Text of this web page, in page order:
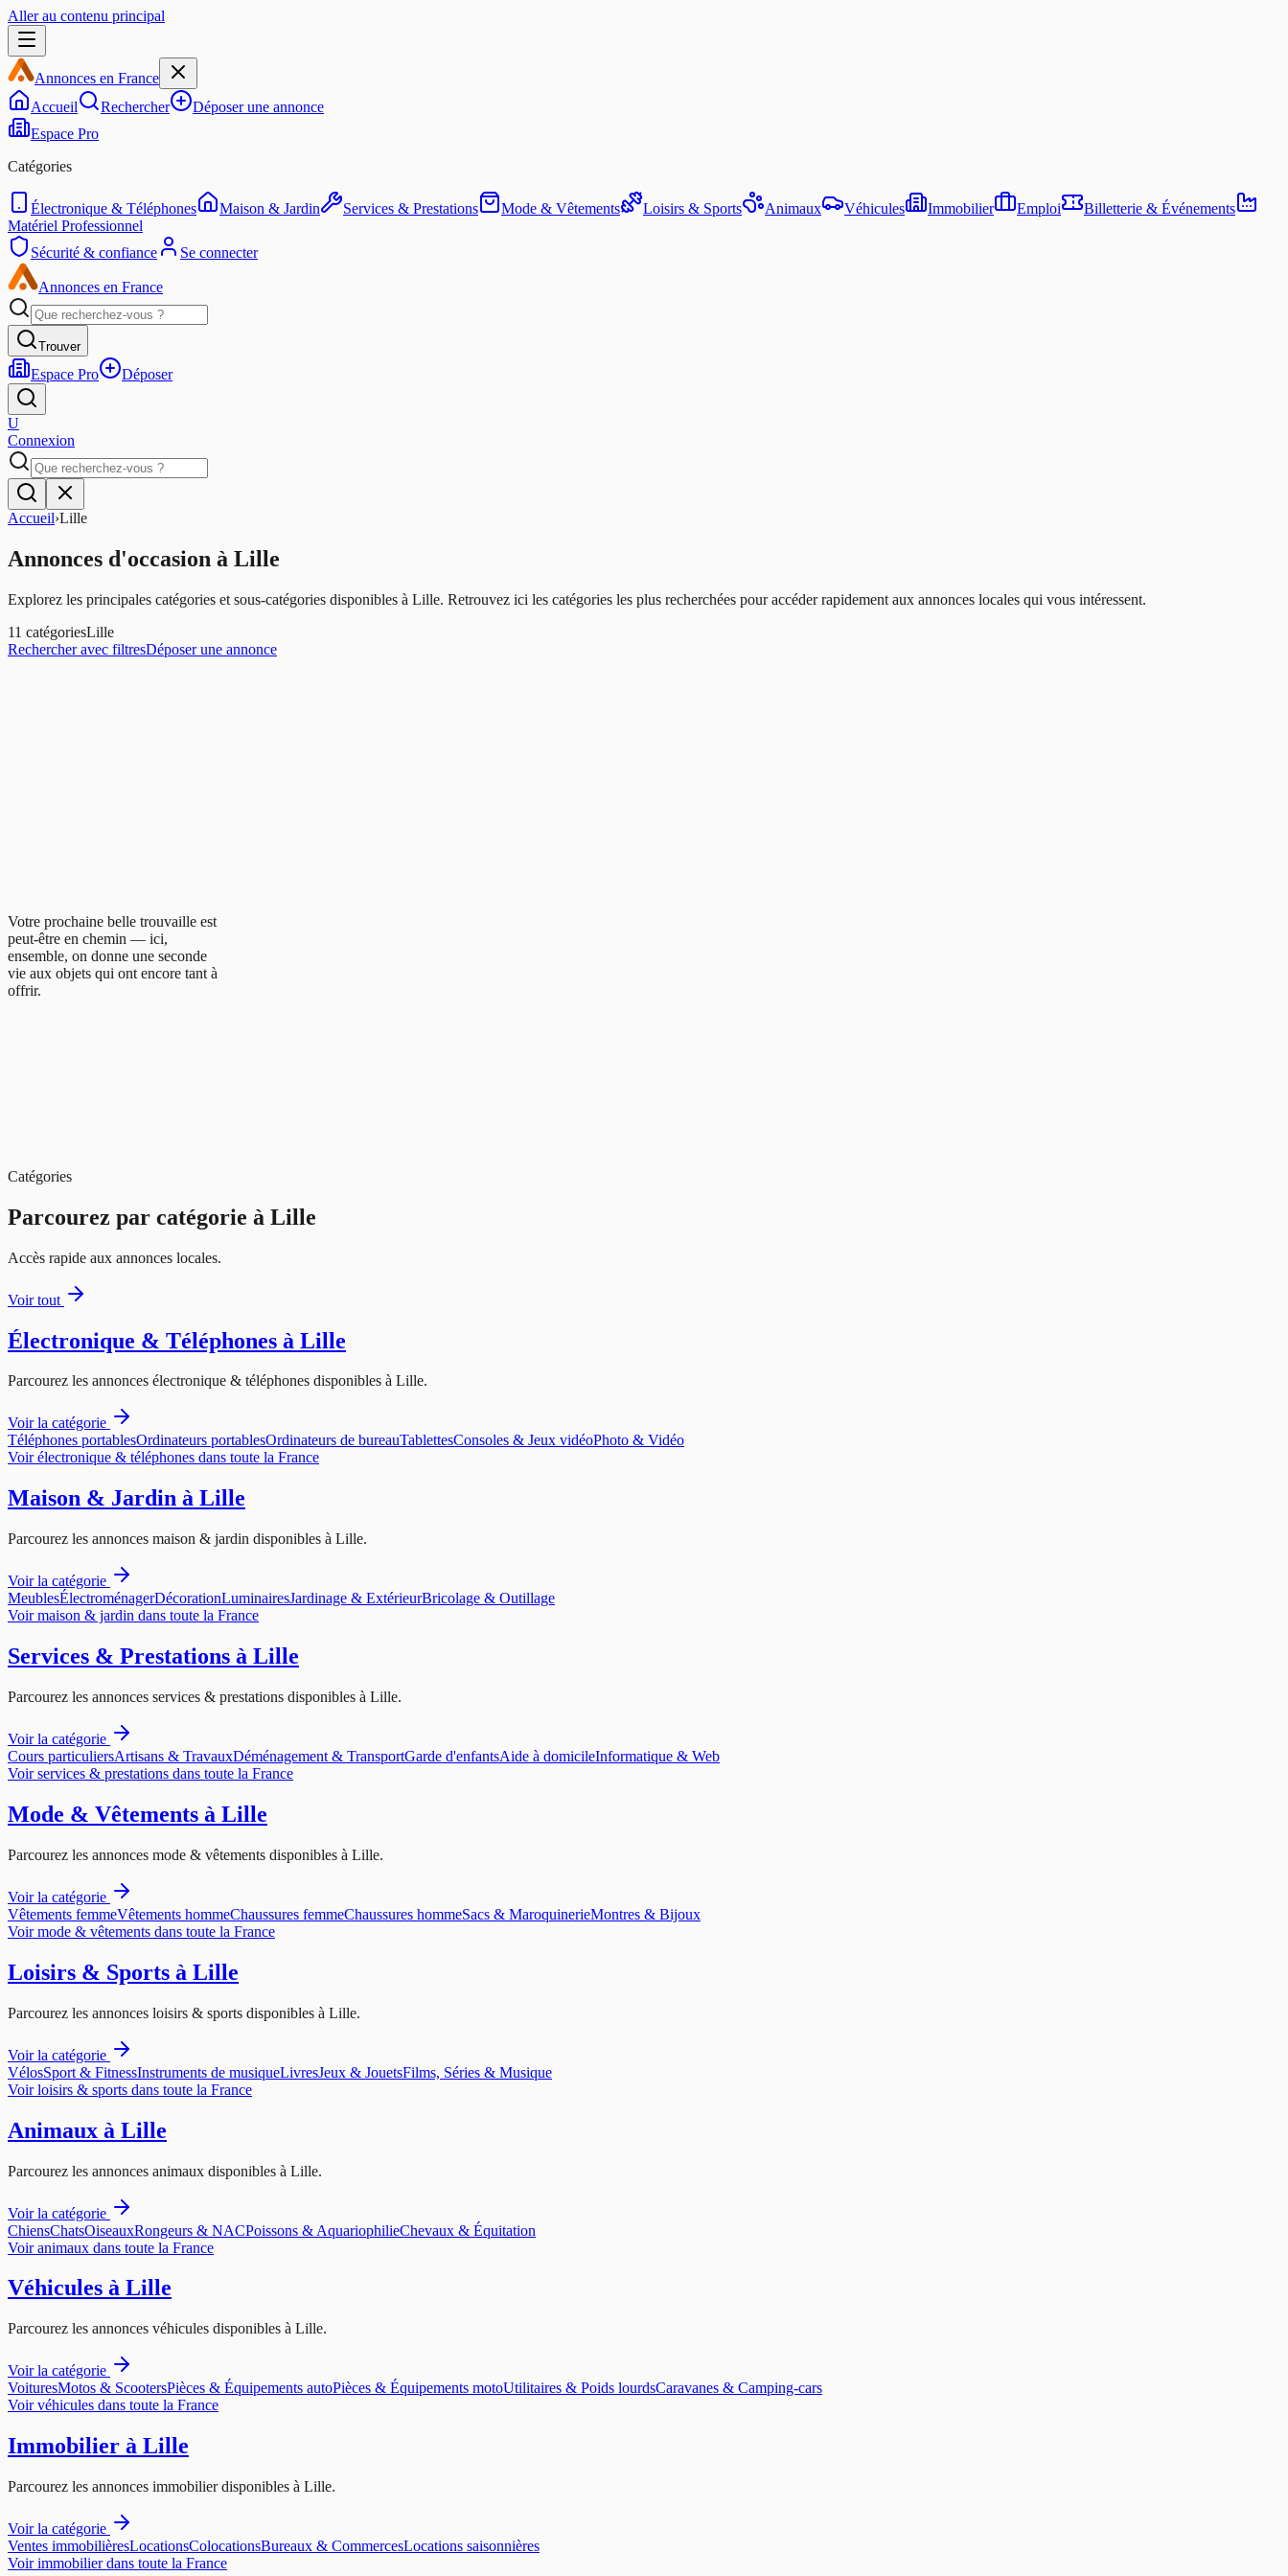
Aller au contenu principal
Annonces en France
Accueil
Rechercher
Déposer une annonce
Espace Pro
Catégories
Électronique & Téléphones Maison & Jardin Services & Prestations Mode & Vêtements Loisirs & Sports Animaux Véhicules Immobilier Emploi
Billetterie & Événements
Matériel Professionnel
Sécurité & confiance
Se connecter
Annonces en France
Trouver
Espace Pro Déposer
U
Connexion
Accueil›Lille
Annonces d'occasion à Lille
Explorez les principales catégories et sous-catégories disponibles à Lille. Retrouvez ici les catégories les plus recherchées pour accéder rapidement aux annonces locales qui vous intéressent.
11 catégoriesLille
Rechercher avec filtresDéposer une annonce
Votre prochaine belle trouvaille est
peut-être en chemin — ici,
ensemble, on donne une seconde
vie aux objets qui ont encore tant à
offrir.
Catégories
Parcourez par catégorie à Lille
Accès rapide aux annonces locales.
Voir tout
Électronique & Téléphones à Lille
Parcourez les annonces électronique & téléphones disponibles à Lille.
Voir la catégorie
Téléphones portablesOrdinateurs portablesOrdinateurs de bureauTablettesConsoles & Jeux vidéoPhoto & Vidéo
Voirélectronique & téléphones dans toute la France
Maison & Jardin à Lille
Parcourez les annonces maison & jardin disponibles à Lille.
Voir la catégorie
MeublesÉlectroménagerDécorationLuminairesJardinage & ExtérieurBricolage & Outillage
Voirmaison & jardin dans toute la France
Services & Prestations à Lille
Parcourez les annonces services & prestations disponibles à Lille.
Voir la catégorie
Cours particuliersArtisans & TravauxDéménagement & TransportGarde d'enfantsAide à domicileInformatique & Web
Voirservices & prestations dans toute la France
Mode & Vêtements à Lille
Parcourez les annonces mode & vêtements disponibles à Lille.
Voir la catégorie
Vêtements femmeVêtements hommeChaussures femmeChaussures hommeSacs & MaroquinerieMontres & Bijoux
Voirmode & vêtements dans toute la France
Loisirs & Sports à Lille
Parcourez les annonces loisirs & sports disponibles à Lille.
Voir la catégorie
VélosSport & FitnessInstruments de musiqueLivresJeux & JouetsFilms, Séries & Musique
Voirloisirs & sports dans toute la France
Animaux à Lille
Parcourez les annonces animaux disponibles à Lille.
Voir la catégorie
ChiensChatsOiseauxRongeurs & NACPoissons & AquariophilieChevaux & Équitation
Voiranimaux dans toute la France
Véhicules à Lille
Parcourez les annonces véhicules disponibles à Lille.
Voir la catégorie
VoituresMotos & ScootersPièces & Équipements autoPièces & Équipements motoUtilitaires & Poids lourdsCaravanes & Camping-cars
Voirvéhicules dans toute la France
Immobilier à Lille
Parcourez les annonces immobilierdisponibles à Lille.
Voir la catégorie
Ventes immobilièresLocationsColocationsBureaux & CommercesLocations saisonnières
Voirimmobilierdans toute la France